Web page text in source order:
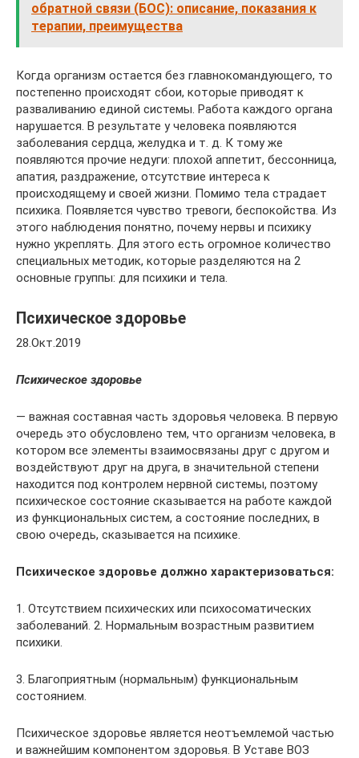
обратной связи (БОС): описание, показания к
терапии, преимущества
Когда организм остается без главнокомандующего, то
постепенно происходят сбои, которые приводят к
разваливанию единой системы. Работа каждого органа
нарушается. В результате у человека появляются
заболевания сердца, желудка и т. д. К тому же
появляются прочие недуги: плохой аппетит, бессонница,
апатия, раздражение, отсутствие интереса к
происходящему и своей жизни. Помимо тела страдает
психика. Появляется чувство тревоги, беспокойства. Из
этого наблюдения понятно, почему нервы и психику
нужно укреплять. Для этого есть огромное количество
специальных методик, которые разделяются на 2
основные группы: для психики и тела.
Психическое здоровье
28.Окт.2019
Психическое здоровье
— важная составная часть здоровья человека. В первую
очередь это обусловлено тем, что организм человека, в
котором все элементы взаимосвязаны друг с другом и
воздействуют друг на друга, в значительной степени
находится под контролем нервной системы, поэтому
психическое состояние сказывается на работе каждой
из функциональных систем, а состояние последних, в
свою очередь, сказывается на психике.
Психическое здоровье должно характеризоваться:
1. Отсутствием психических или психосоматических
заболеваний. 2. Нормальным возрастным развитием
психики.
3. Благоприятным (нормальным) функциональным
состоянием.
Психическое здоровье является неотъемлемой частью
и важнейшим компонентом здоровья. В Уставе ВОЗ